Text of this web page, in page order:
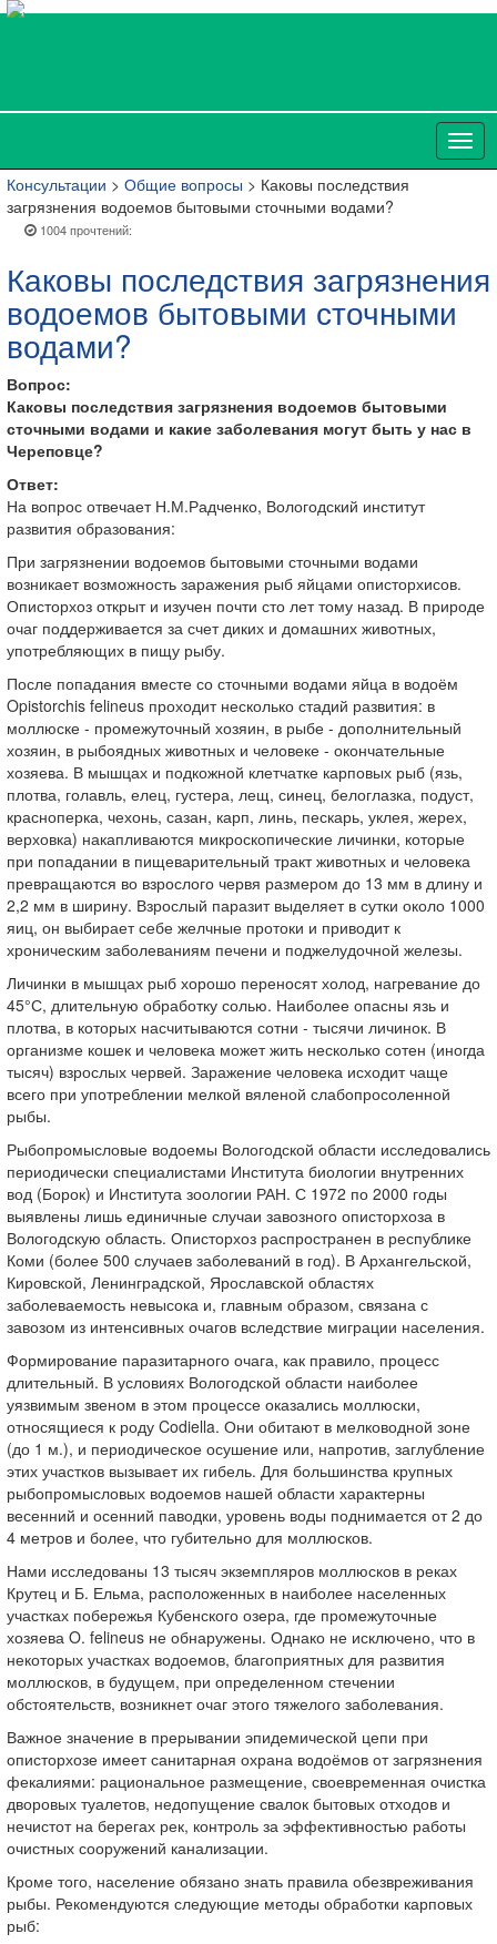
Консультации > Общие вопросы > Каковы последствия
загрязнения водоемов бытовыми сточными водами?
1004 прочтений:
Каковы последствия загрязнения
водоемов бытовыми сточными
водами?
Вопрос:
Каковы последствия загрязнения водоемов бытовыми
сточными водами и какие заболевания могут быть у нас в
Череповце?
Ответ:
На вопрос отвечает Н.М.Радченко, Вологодский институт
развития образования:
При загрязнении водоемов бытовыми сточными водами
возникает возможность заражения рыб яйцами описторхисов.
Описторхоз открыт и изучен почти сто лет тому назад. В природе
очаг поддерживается за счет диких и домашних животных,
употребляющих в пищу рыбу.
После попадания вместе со сточными водами яйца в водоём
Opistorchis felineus проходит несколько стадий развития: в
моллюске - промежуточный хозяин, в рыбе - дополнительный
хозяин, в рыбоядных животных и человеке - окончательные
хозяева. В мышцах и подкожной клетчатке карповых рыб (язь,
плотва, голавль, елец, густера, лещ, синец, белоглазка, подуст,
красноперка, чехонь, сазан, карп, линь, пескарь, уклея, жерех,
верховка) накапливаются микроскопические личинки, которые
при попадании в пищеварительный тракт животных и человека
превращаются во взрослого червя размером до 13 мм в длину и
2,2 мм в ширину. Взрослый паразит выделяет в сутки около 1000
яиц, он выбирает себе желчные протоки и приводит к
хроническим заболеваниям печени и поджелудочной железы.
Личинки в мышцах рыб хорошо переносят холод, нагревание до
45°С, длительную обработку солью. Наиболее опасны язь и
плотва, в которых насчитываются сотни - тысячи личинок. В
организме кошек и человека может жить несколько сотен (иногда
тысяч) взрослых червей. Заражение человека исходит чаще
всего при употреблении мелкой вяленой слабопросоленной
рыбы.
Рыбопромысловые водоемы Вологодской области исследовались
периодически специалистами Института биологии внутренних
вод (Борок) и Института зоологии РАН. С 1972 по 2000 годы
выявлены лишь единичные случаи завозного описторхоза в
Вологодскую область. Описторхоз распространен в республике
Коми (более 500 случаев заболеваний в год). В Архангельской,
Кировской, Ленинградской, Ярославской областях
заболеваемость невысока и, главным образом, связана с
завозом из интенсивных очагов вследствие миграции населения.
Формирование паразитарного очага, как правило, процесс
длительный. В условиях Вологодской области наиболее
уязвимым звеном в этом процессе оказались моллюски,
относящиеся к роду Codiella. Они обитают в мелководной зоне
(до 1 м.), и периодическое осушение или, напротив, заглубление
этих участков вызывает их гибель. Для большинства крупных
рыбопромысловых водоемов нашей области характерны
весенний и осенний паводки, уровень воды поднимается от 2 до
4 метров и более, что губительно для моллюсков.
Нами исследованы 13 тысяч экземпляров моллюсков в реках
Крутец и Б. Ельма, расположенных в наиболее населенных
участках побережья Кубенского озера, где промежуточные
хозяева O. felineus не обнаружены. Однако не исключено, что в
некоторых участках водоемов, благоприятных для развития
моллюсков, в будущем, при определенном стечении
обстоятельств, возникнет очаг этого тяжелого заболевания.
Важное значение в прерывании эпидемической цепи при
описторхозе имеет санитарная охрана водоёмов от загрязнения
фекалиями: рациональное размещение, своевременная очистка
дворовых туалетов, недопущение свалок бытовых отходов и
нечистот на берегах рек, контроль за эффективностью работы
очистных сооружений канализации.
Кроме того, население обязано знать правила обезвреживания
рыбы. Рекомендуются следующие методы обработки карповых
рыб: